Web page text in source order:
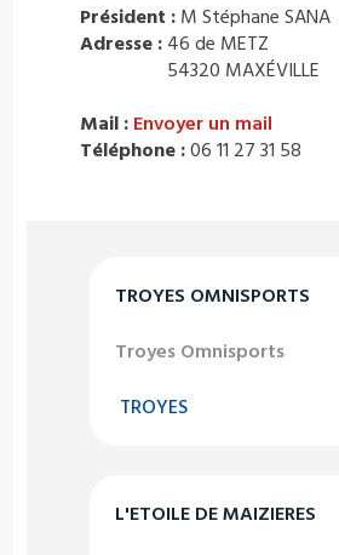
TROYES OMNISPORTS
Troyes Omnisports
TROYES
L'ETOILE DE MAIZIERES
Président : M Stéphane SANA
Adresse : 46 de METZ
54320 MAXÉVILLE
Mail : Envoyer un mail
Téléphone :06 11 27 31 58